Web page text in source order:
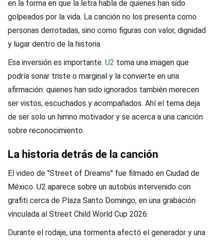
en la forma en que la letra habla de quienes han sido
golpeados por la vida. La canción no los presenta como
personas derrotadas, sino como figuras con valor, dignidad
y lugar dentro de la historia.
Esa inversión es importante. U2 toma una imagen que
podría sonar triste o marginal y la convierte en una
afirmación: quienes han sido ignorados también merecen
ser vistos, escuchados y acompañados. Ahí el tema deja
de ser solo un himno motivador y se acerca a una canción
sobre reconocimiento.
La historia detrás de la canción
El video de "Street of Dreams" fue filmado en Ciudad de
México. U2 aparece sobre un autobús intervenido con
grafiti cerca de Plaza Santo Domingo, en una grabación
vinculada al Street Child World Cup 2026.
Durante el rodaje, una tormenta afectó el generador y una